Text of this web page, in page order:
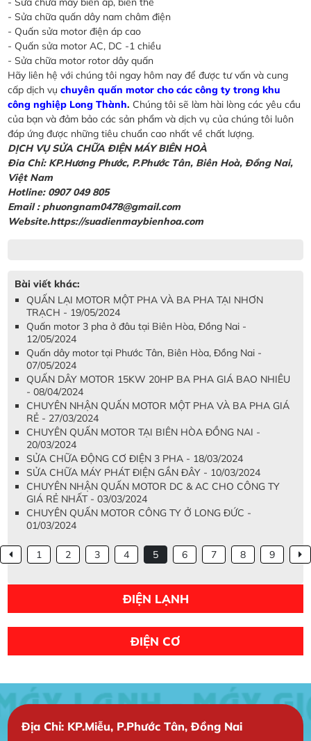
- Sửa chữa quấn dây nam châm điện
- Quấn sửa motor điện áp cao
- Quấn sửa motor AC, DC -1 chiều
- Sửa chữa motor rotor dây quấn
Hãy liên hệ với chúng tôi ngay hôm nay để được tư vấn và cung
cấp dịch vụ chuyên quấn motor cho các công ty trong khu
công nghiệp Long Thành. Chúng tôi sẽ làm hài lòng các yêu cầu
của bạn và đảm bảo các sản phẩm và dịch vụ của chúng tôi luôn
đáp ứng được những tiêu chuẩn cao nhất về chất lượng.
DỊCH VỤ SỬA CHỮA ĐIỆN MÁY BIÊN HOÀ
Đia Chỉ: KP.Hương Phước, P.Phước Tân, Biên Hoà, Đồng Nai,
Việt Nam
Hotline: 0907 049 805
Email : phuongnam0478@gmail.com
Website.https://suadienmaybienhoa.com
Bài viết khác:
QUẤN LẠI MOTOR MỘT PHA VÀ BA PHA TẠI NHƠN
TRẠCH - 19/05/2024
Quấn motor 3 pha ở đâu tại Biên Hòa, Đồng Nai -
12/05/2024
Quấn dây motor tại Phước Tân, Biên Hòa, Đồng Nai -
07/05/2024
QUẤN DÂY MOTOR 15KW 20HP BA PHA GIÁ BAO NHIÊU
- 08/04/2024
CHUYÊN NHẬN QUẤN MOTOR MỘT PHA VÀ BA PHA GIÁ
RẺ - 27/03/2024
CHUYÊN QUẤN MOTOR TẠI BIÊN HÒA ĐỒNG NAI -
20/03/2024
SỬA CHỮA ĐỘNG CƠ ĐIỆN 3 PHA - 18/03/2024
SỬA CHỮA MÁY PHÁT ĐIỆN GẦN ĐÂY - 10/03/2024
CHUYÊN NHẬN QUẤN MOTOR DC & AC CHO CÔNG TY
GIÁ RẺ NHẤT - 03/03/2024
CHUYÊN QUẤN MOTOR CÔNG TY Ở LONG ĐỨC -
01/03/2024
1 2 3 4 5 6 7 8 9
ĐIỆN LẠNH
ĐIỆN CƠ
Địa Chỉ: KP.Miễu, P.Phước Tân, Đồng Nai